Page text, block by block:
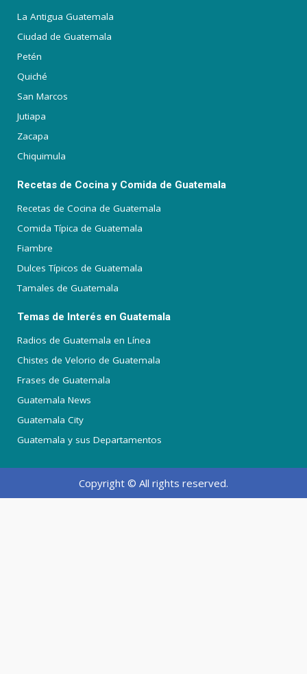
La Antigua Guatemala
Ciudad de Guatemala
Petén
Quiché
San Marcos
Jutiapa
Zacapa
Chiquimula
Recetas de Cocina y Comida de Guatemala
Recetas de Cocina de Guatemala
Comida Típica de Guatemala
Fiambre
Dulces Típicos de Guatemala
Tamales de Guatemala
Temas de Interés en Guatemala
Radios de Guatemala en Línea
Chistes de Velorio de Guatemala
Frases de Guatemala
Guatemala News
Guatemala City
Guatemala y sus Departamentos
Copyright © All rights reserved.